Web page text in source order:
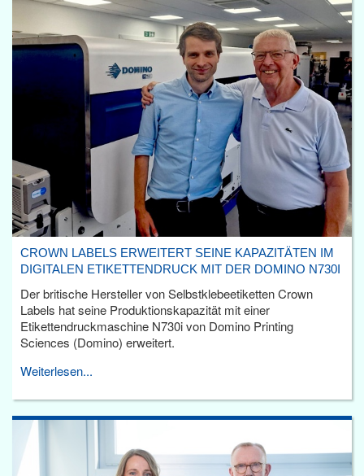
CROWN LABELS ERWEITERT SEINE KAPAZITÄTEN IM
DIGITALEN ETIKETTENDRUCK MIT DER DOMINO N730I
Der britische Hersteller von Selbstklebeetiketten Crown
Labels hat seine Produktionskapazität mit einer
Etikettendruckmaschine N730i von Domino Printing
Sciences (Domino) erweitert.
Weiterlesen...